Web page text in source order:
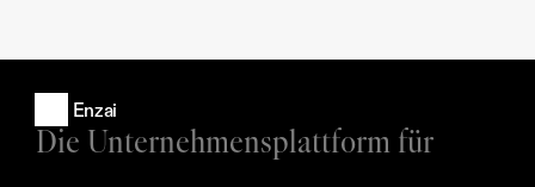
Enzai
Die Unternehmensplattform für